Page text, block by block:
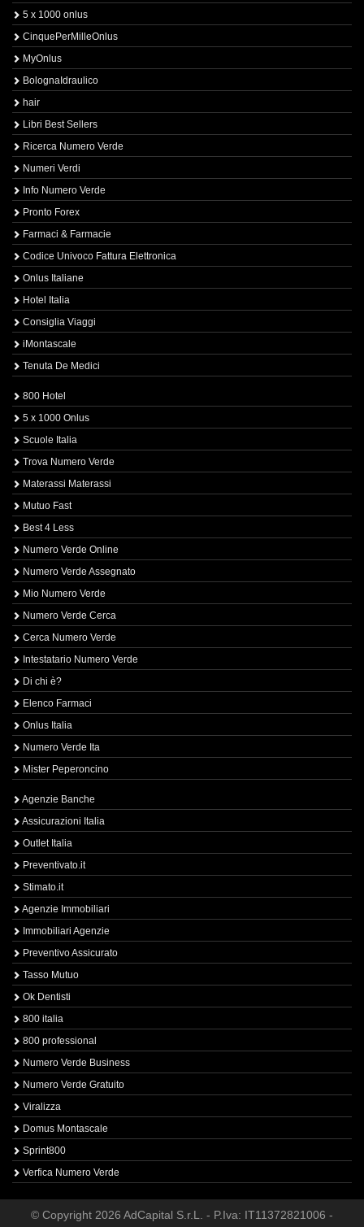
5 x 1000 onlus
CinquePerMilleOnlus
MyOnlus
BolognaIdraulico
hair
Libri Best Sellers
Ricerca Numero Verde
Numeri Verdi
Info Numero Verde
Pronto Forex
Farmaci & Farmacie
Codice Univoco Fattura Elettronica
Onlus Italiane
Hotel Italia
Consiglia Viaggi
iMontascale
Tenuta De Medici
800 Hotel
5 x 1000 Onlus
Scuole Italia
Trova Numero Verde
Materassi Materassi
Mutuo Fast
Best 4 Less
Numero Verde Online
Numero Verde Assegnato
Mio Numero Verde
Numero Verde Cerca
Cerca Numero Verde
Intestatario Numero Verde
Di chi è?
Elenco Farmaci
Onlus Italia
Numero Verde Ita
Mister Peperoncino
Agenzie Banche
Assicurazioni Italia
Outlet Italia
Preventivato.it
Stimato.it
Agenzie Immobiliari
Immobiliari Agenzie
Preventivo Assicurato
Tasso Mutuo
Ok Dentisti
800 italia
800 professional
Numero Verde Business
Numero Verde Gratuito
Viralizza
Domus Montascale
Sprint800
Verfica Numero Verde
© Copyright 2026 AdCapital S.r.L. - P.Iva: IT11372821006 -